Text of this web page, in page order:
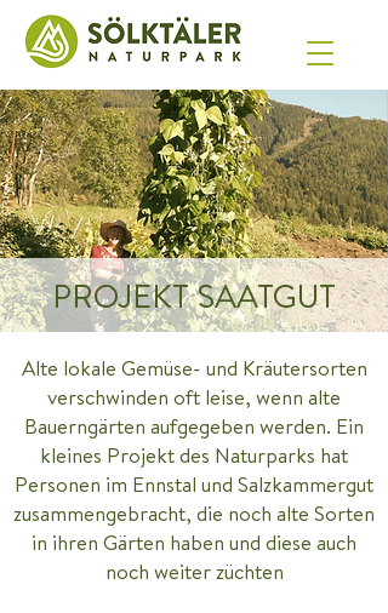
PROJEKT SAATGUT
Alte lokale Gemüse- und Kräutersorten
verschwinden oft leise, wenn alte
Bauerngärten aufgegeben werden. Ein
kleines Projekt des Naturparks hat
Personen im Ennstal und Salzkammergut
zusammengebracht, die noch alte Sorten
in ihren Gärten haben und diese auch
noch weiter züchten